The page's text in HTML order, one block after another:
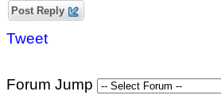
Post Reply
Tweet
Forum Jump